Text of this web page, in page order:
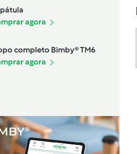
agora
completo Bimby® TM6
agora